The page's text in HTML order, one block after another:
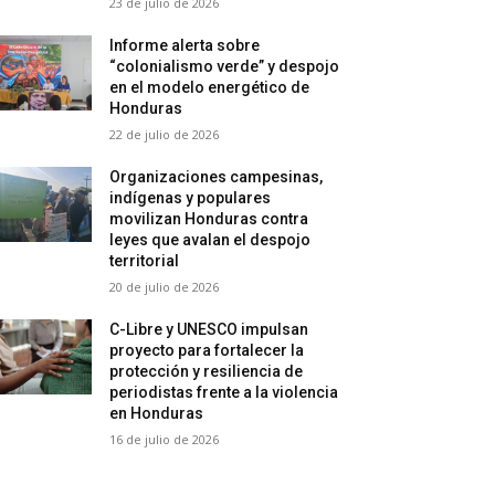
Informe alerta sobre
“colonialismo verde” y despojo
en el modelo energético de
Honduras
22 de julio de 2026
Organizaciones campesinas,
indígenas y populares
movilizan Honduras contra
leyes que avalan el despojo
territorial
20 de julio de 2026
C-Libre y UNESCO impulsan
proyecto para fortalecer la
protección y resiliencia de
periodistas frente a la violencia
en Honduras
16 de julio de 2026